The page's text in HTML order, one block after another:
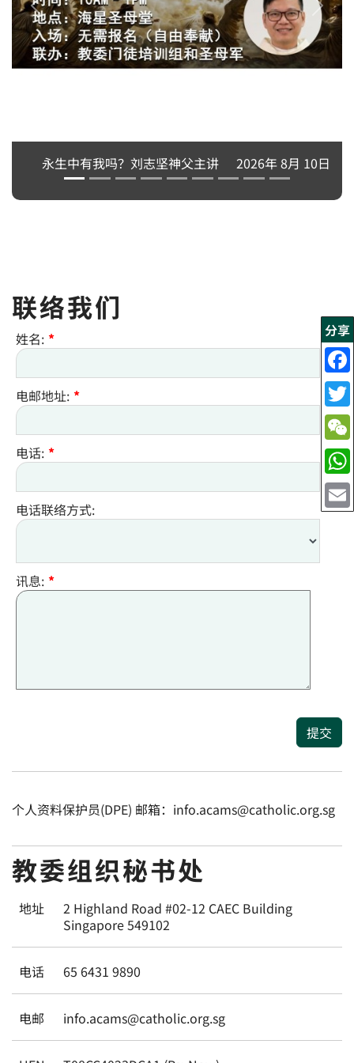
分享
2026年 8月 10日
联络我们
姓名: *
电邮地址: *
电话: *
电话联络方式:
讯息: *
提交
个人资料保护员(DPE) 邮箱：info.acams@catholic.org.sg
教委组织秘书处
地址
2 Highland Road #02-12 CAEC Building
Singapore 549102
电话 65 6431 9890
电邮 info.acams@catholic.org.sg